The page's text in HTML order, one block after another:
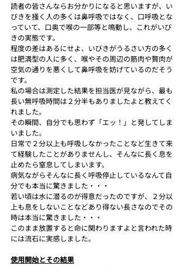
読者の皆さんならお分かりになると思いますが、い
びきを掻く人の多くは鼻呼吸ではなく、口呼吸とな
っていて、口奥で喉の一部等と鳴動し、これがいび
きの実態です。
程度の差はあるにせよ、いびきがうるさい方の多く
は肥満型の人に多く、喉やその周辺の筋肉や贅肉が
空気の通りを悪くして鼻呼吸を妨げているのだそう
です。
私の場合は測定した結果を担当医が見ながら、最も
長い無呼吸時間は２分半もありましたよと教えてく
れました。
その瞬間、自分でも思わず「エッ！」と発してしま
いました。
日常で２分以上も呼吸しなかったことなど生きて来
て経験したことがありませんし、そんなに長く息を
止めたら窒息してしまいます。
病気ながらそんなに長く呼吸停止しているなんて自
分でも本当に驚きました・・・
若い頃は水に潜るのが得意だったのですが、２分以
上も息をしないことなどあり得ない長さなのでその
時は本当に驚きました・・・
このまま放置すると命に関わりますよと言われた時
には流石に実感しました。
使用開始とその結果